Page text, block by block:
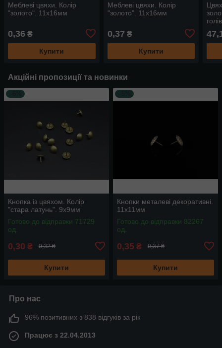
Меблеві цвяхи. Колір
"золото". 11х16мм
0,36 ₴
Купити
Меблеві цвяхи. Колір
"золото". 11х16мм
0,37 ₴
Купити
Акційні пропозиції та новинки
Кнопка із цвяхом. Колір
"стара латунь". 9х9мм
Готово до відправки 71729
од.
0,30 ₴ 0,32 ₴
Купити
Кнопки металеві декоративні.
11х11мм
Готово до відправки 82267
од.
0,35 ₴ 0,37 ₴
Купити
Про нас
96% позитивних з 838 відгуків за рік
Працює з 22.04.2013